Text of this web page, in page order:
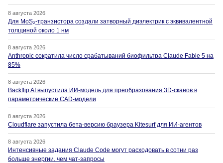
8 августа 2026
Для MoS₂-транзистора создали затворный диэлектрик с эквивалентной
толщиной около 1 нм
8 августа 2026
Anthropic сократила число срабатываний биофильтра Claude Fable 5 на
85%
8 августа 2026
Backflip AI выпустила ИИ-модель для преобразования 3D-сканов в
параметрические CAD-модели
8 августа 2026
Cloudflare запустила бета-версию браузера Kitesurf для ИИ-агентов
8 августа 2026
Интенсивные задания Claude Code могут расходовать в сотни раз
больше энергии, чем чат-запросы